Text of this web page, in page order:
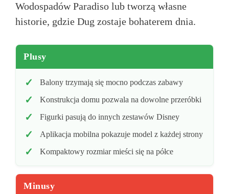
Wodospadów Paradiso lub tworzą własne
historie, gdzie Dug zostaje bohaterem dnia.
Plusy
Balony trzymają się mocno podczas zabawy
Konstrukcja domu pozwala na dowolne przeróbki
Figurki pasują do innych zestawów Disney
Aplikacja mobilna pokazuje model z każdej strony
Kompaktowy rozmiar mieści się na półce
Minusy